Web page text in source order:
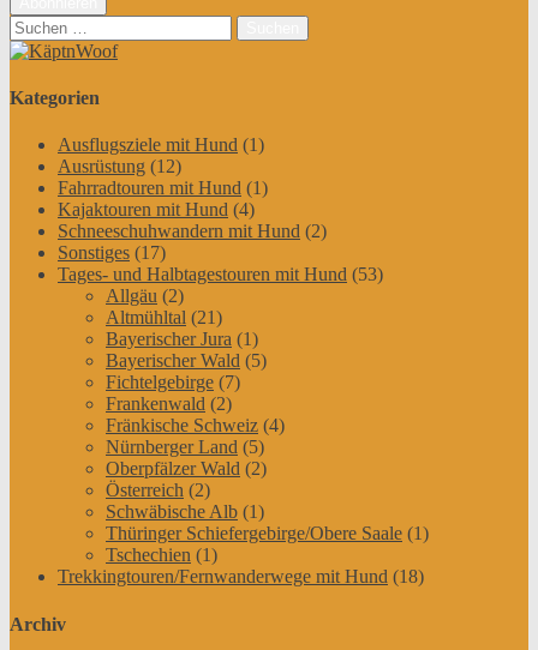
Suchen
nach:
Kategorien
Ausflugsziele mit Hund (1)
Ausrüstung (12)
Fahrradtouren mit Hund (1)
Kajaktouren mit Hund (4)
Schneeschuhwandern mit Hund (2)
Sonstiges (17)
Tages- und Halbtagestouren mit Hund (53)
Allgäu (2)
Altmühltal (21)
Bayerischer Jura (1)
Bayerischer Wald (5)
Fichtelgebirge (7)
Frankenwald (2)
Fränkische Schweiz (4)
Nürnberger Land (5)
Oberpfälzer Wald (2)
Österreich (2)
Schwäbische Alb (1)
Thüringer Schiefergebirge/Obere Saale (1)
Tschechien (1)
Trekkingtouren/Fernwanderwege mit Hund (18)
Archiv